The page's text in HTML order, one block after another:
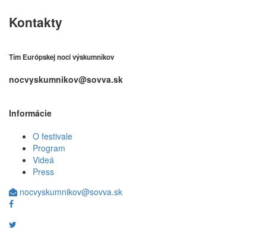
Kontakty
Tím Európskej noci výskumníkov
nocvyskumnikov@sovva.sk
Informácie
O festivale
Program
Videá
Press
nocvyskumnikov@sovva.sk